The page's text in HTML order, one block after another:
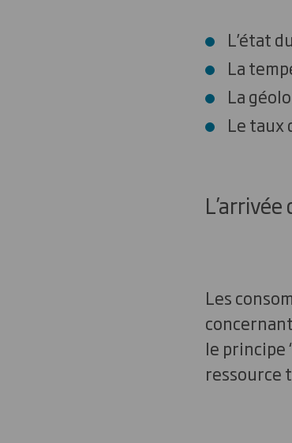
L’état
La
La
Le taux
Les
le principe
ressource